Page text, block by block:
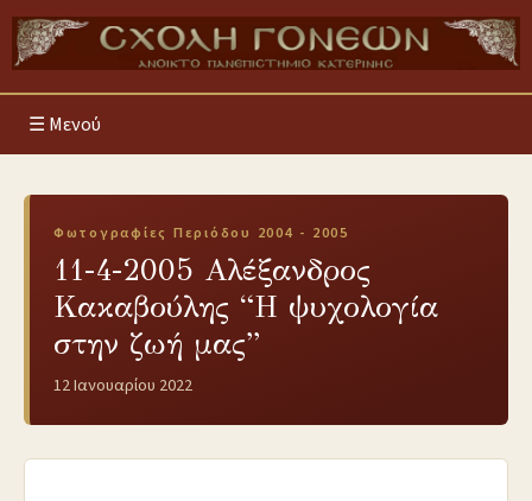
Μενού
Φωτογραφίες Περιόδου 2004 - 2005
11-4-2005 Αλέξανδρος
Κακαβούλης “Η ψυχολογία
στην ζωή μας”
12 Ιανουαρίου 2022